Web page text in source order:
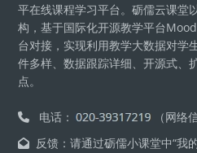
平在线课程学习平台。砺儒云课堂
构，基于国际化开源教学平台
台对接，实现利用教学大数据对学
件多样、数据跟踪详细、开源式、
点。
电话：
（网络
反馈：请通过砺儒小课堂中“我